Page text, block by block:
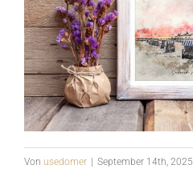
Von usedomer September 14th, 2025